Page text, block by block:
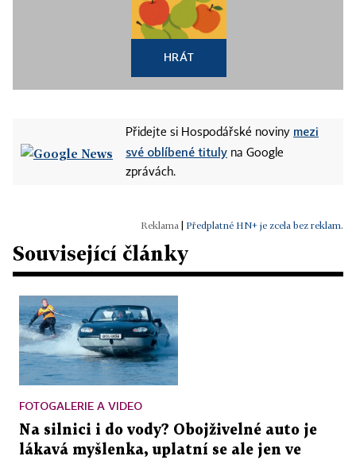
HRÁT
Přidejte si Hospodářské noviny mezi
své oblíbené tituly na Google
zprávách.
Předplatné HN+ je zcela bez reklam.
Související články
FOTOGALERIE A VIDEO
Na silnici i do vody? Obojživelné auto je
lákavá myšlenka, uplatní se ale jen ve